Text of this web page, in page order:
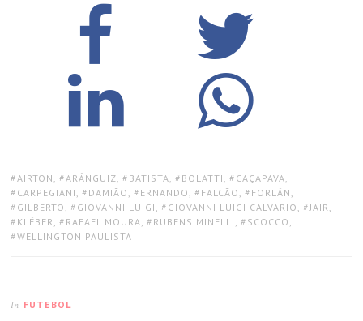
TAGS:
AIRTON , ARÁNGUIZ, BATISTA, BOLATTI , CAÇAPAVA,
CARPEGIANI , DAMIÃO , ERNANDO , FALCÃO , FORLÁN ,
GILBERTO , GIOVANNI LUIGI , GIOVANNI LUIGI CALVÁRIO , JAIR,
KLÉBER, RAFAEL MOURA, RUBENS MINELLI , SCOCCO ,
WELLINGTON PAULISTA
In FUTEBOL